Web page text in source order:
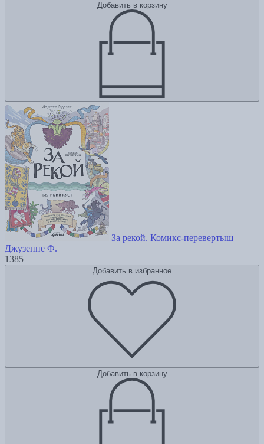
Добавить в корзину
За рекой. Комикс-перевертыш
Джузеппе Ф.
1385
Добавить в избранное
Добавить в корзину